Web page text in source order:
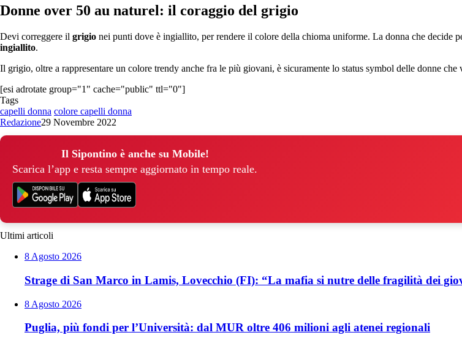
Donne over 50 au naturel: il coraggio del grigio
Devi correggere il grigio nei punti dove è ingiallito, per rendere il colore della chioma uniforme. La donna che
ingiallito.
Il grigio, oltre a rappresentare un colore trendy anche fra le più giovani, è sicuramente lo status symbol delle donne
[esi adrotate group="1" cache="public" ttl="0"]
Tags
capelli donna colore capelli donna
Redazione29 Novembre 2022
Il Sipontino è anche su Mobile!
Scarica l’app e resta sempre aggiornato in tempo reale.
Ultimi articoli
8 Agosto 2026
Strage di San Marco in Lamis, Lovecchio (FI): “La mafia si nutre delle fragilità dei
8 Agosto 2026
Puglia, più fondi per l’Università: dal MUR oltre 406 milioni agli atenei regionali